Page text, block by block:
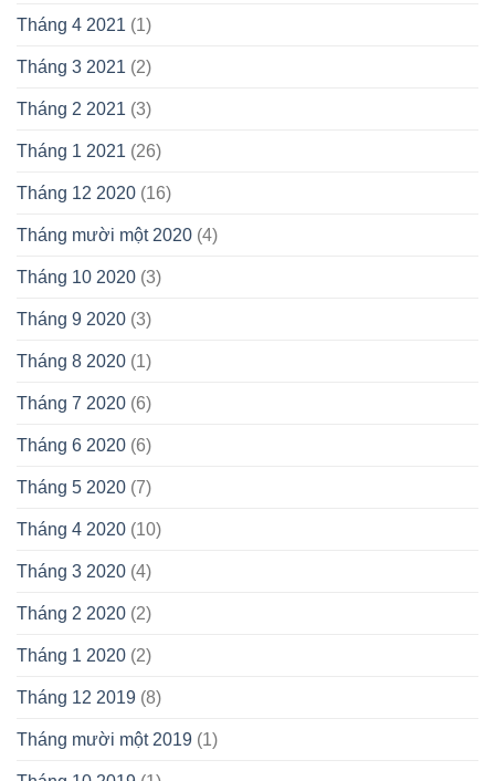
Tháng 4 2021 (1)
Tháng 3 2021 (2)
Tháng 2 2021 (3)
Tháng 1 2021 (26)
Tháng 12 2020 (16)
Tháng mười một 2020 (4)
Tháng 10 2020 (3)
Tháng 9 2020 (3)
Tháng 8 2020 (1)
Tháng 7 2020 (6)
Tháng 6 2020 (6)
Tháng 5 2020 (7)
Tháng 4 2020 (10)
Tháng 3 2020 (4)
Tháng 2 2020 (2)
Tháng 1 2020 (2)
Tháng 12 2019 (8)
Tháng mười một 2019 (1)